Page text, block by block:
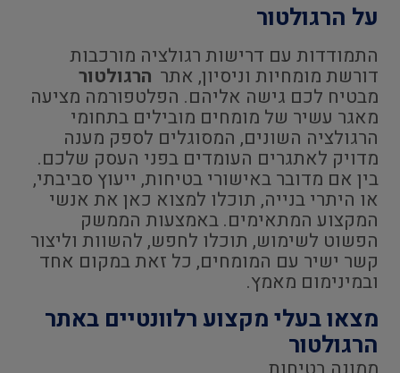
על הרגולטור
התמודדות עם דרישות רגולציה מורכבות
דורשת מומחיות וניסיון, אתר הרגולטור
מבטיח לכם גישה אליהם. הפלטפורמה מציעה
מאגר עשיר של מומחים מובילים בתחומי
הרגולציה השונים, המסוגלים לספק מענה
מדויק לאתגרים העומדים בפני העסק שלכם.
בין אם מדובר באישורי בטיחות, ייעוץ סביבתי,
או היתרי בנייה, תוכלו למצוא כאן את אנשי
המקצוע המתאימים. באמצעות הממשק
הפשוט לשימוש, תוכלו לחפש, להשוות וליצור
קשר ישיר עם המומחים, כל זאת במקום אחד
ובמינימום מאמץ.
מצאו בעלי מקצוע רלוונטיים באתר
הרגולטור